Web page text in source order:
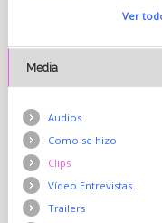
Ver
Media
Audios
Como se hizo
Clips
Vídeo Entrevistas
Trailers